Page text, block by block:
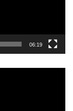
06:19